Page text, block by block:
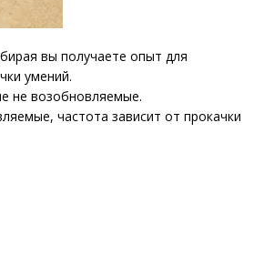
вы получаете опыт для
умений.
не возобновляемые.
частота зависит от прокачки